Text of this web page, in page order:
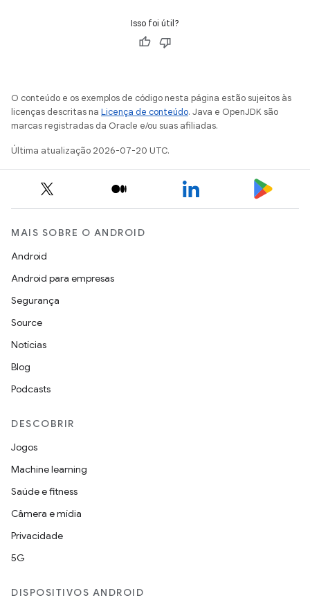
Isso foi útil?
O conteúdo e os exemplos de código nesta página estão sujeitos às
licenças descritas na Licença de conteúdo. Java e OpenJDK são
marcas registradas da Oracle e/ou suas afiliadas.
Última atualização 2026-07-20 UTC.
MAIS SOBRE O ANDROID
Android
Android para empresas
Segurança
Source
Notícias
Blog
Podcasts
DESCOBRIR
Jogos
Machine learning
Saúde e fitness
Câmera e mídia
Privacidade
5G
DISPOSITIVOS ANDROID